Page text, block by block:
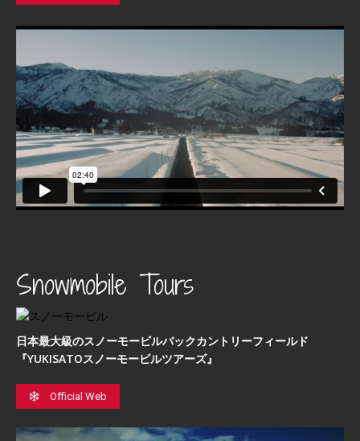
Snowmobile Tours
日本最⼤級のスノーモービルバックカントリーフィールド
『YUKISATOスノーモービルツアーズ』
Official Web